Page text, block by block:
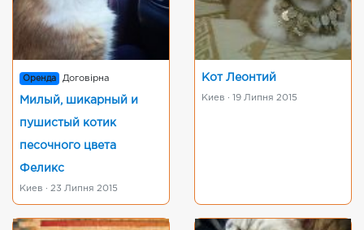
Оренда Договірна
Милый, шикарный и
пушистый котик
песочного цвета
Феликс
Киев · 23 Липня 2015
Кот Леонтий
Киев · 19 Липня 2015